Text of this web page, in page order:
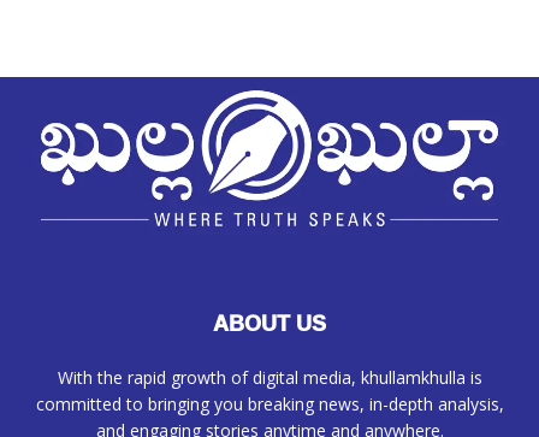
ABOUT US
With the rapid growth of digital media, khullamkhulla is
committed to bringing you breaking news, in-depth analysis,
and engaging stories anytime and anywhere.